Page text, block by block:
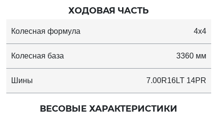
ХОДОВАЯ ЧАСТЬ
Колесная формула 4x4
Колесная база 3360 мм
Шины 7.00R16LT 14PR
ВЕСОВЫЕ ХАРАКТЕРИСТИКИ